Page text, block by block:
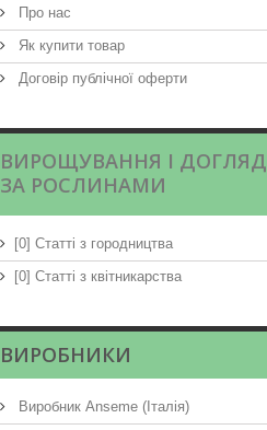
Про нас
Як купити товар
Договір публічної оферти
ВИРОЩУВАННЯ І ДОГЛЯД
ЗА РОСЛИНАМИ
[0] Статті з городництва
[0] Статті з квітникарства
ВИРОБНИКИ
Виробник Anseme (Італія)